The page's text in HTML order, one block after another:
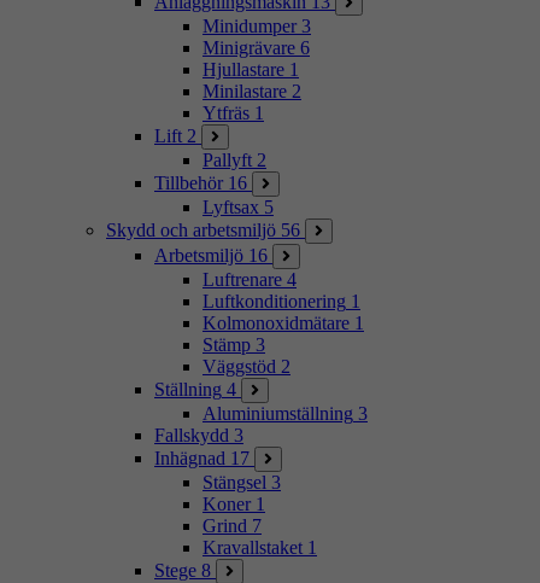
Minidumper 3
Minigrävare 6
Hjullastare 1
Minilastare 2
Ytfräs 1
Lift 2
Pallyft 2
Tillbehör 16
Lyftsax 5
Skydd och arbetsmiljö 56
Arbetsmiljö 16
Luftrenare 4
Luftkonditionering 1
Kolmonoxidmätare 1
Stämp 3
Väggstöd 2
Ställning 4
Aluminiumställning 3
Fallskydd 3
Inhägnad 17
Stängsel 3
Koner 1
Grind 7
Kravallstaket 1
Stege 8